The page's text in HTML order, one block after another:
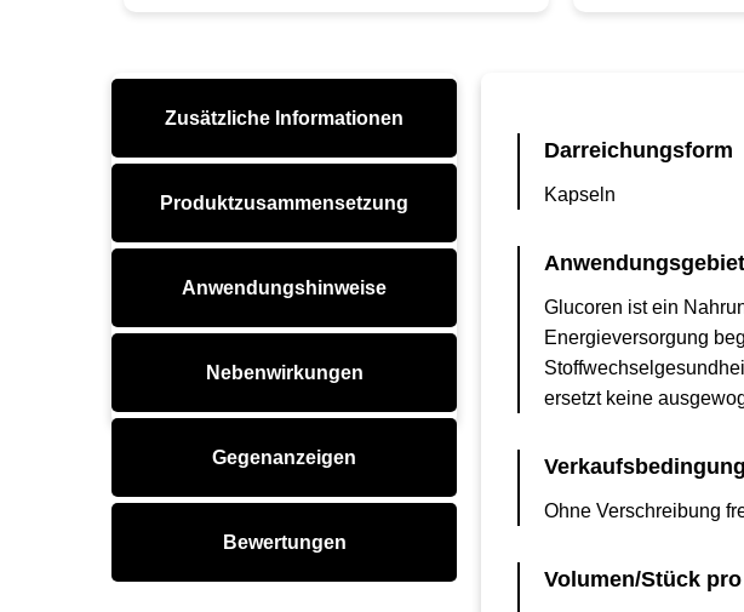
Zusätzliche Informationen
Produktzusammensetzung
Anwendungshinweise
Nebenwirkungen
Gegenanzeigen
Bewertungen
Darreichungsform
Kapseln
Glucoren ist ein
Energieversorgung
ersetzt keine
Ohne Verschreibung
Volumen/Stück